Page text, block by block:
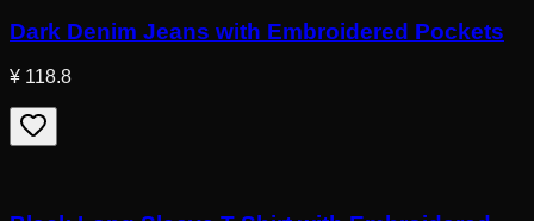
Dark Denim Jeans with Embroidered Pockets
¥ 118.8